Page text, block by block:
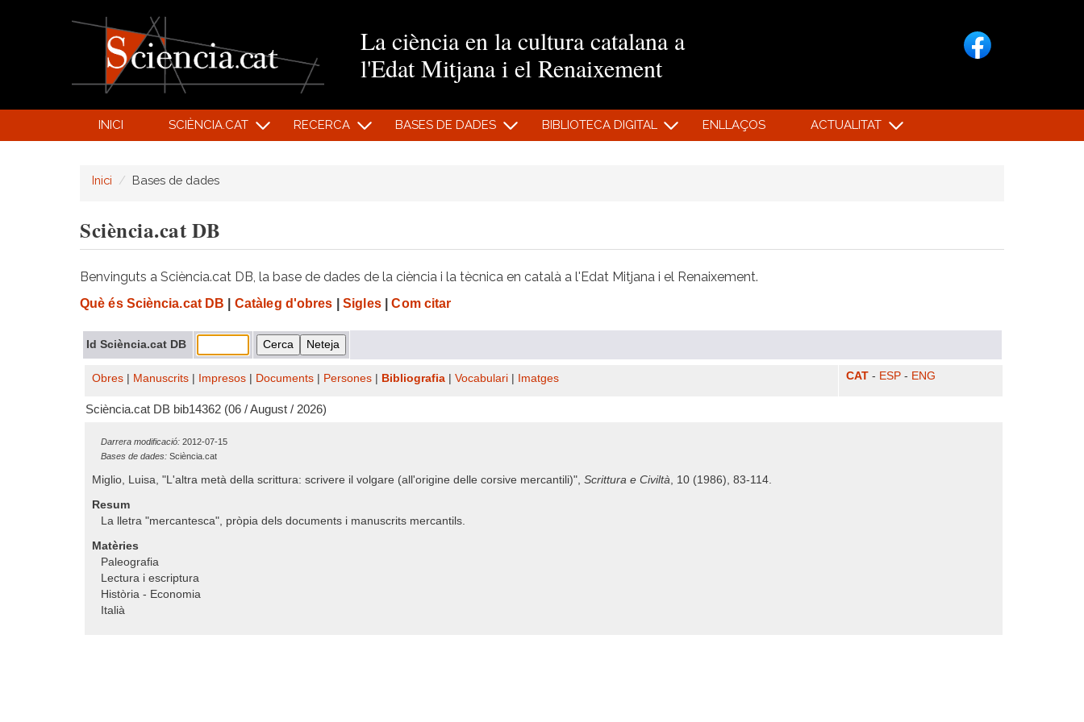
La ciència en la cultura catalana a
l'Edat Mitjana i el Renaixement
INICI SCIÈNCIA.CAT RECERCA BASES DE DADES BIBLIOTECA DIGITAL ENLLAÇOS ACTUALITAT
Inici Bases de dades
Sciència.cat DB
Benvinguts a Sciència.cat DB, la base de dades de la ciència i la tècnica en català a l'Edat Mitjana i el Renaixement.
Què és Sciència.cat DB Catàleg d'obres Sigles| Com citar
Id Sciència.cat DB
Obres Manuscrits Impresos Documents Persones Bibliografia Vocabulari Imatges CAT - ESP - ENG
Sciència.cat DB bib14362 (06 / August / 2026)
Darrera modificació: 2012-07-15
Bases de dades: Sciència.cat
Miglio, Luisa, "L'altra metà della scrittura: scrivere il volgare (all'origine delle corsive mercantili)", Scrittura e Civiltà, 10 (1986), 83-114.
Resum
La lletra "mercantesca", pròpia dels documents i manuscrits mercantils.
Matèries
Paleografia
Lectura i escriptura
Història - Economia
Italià